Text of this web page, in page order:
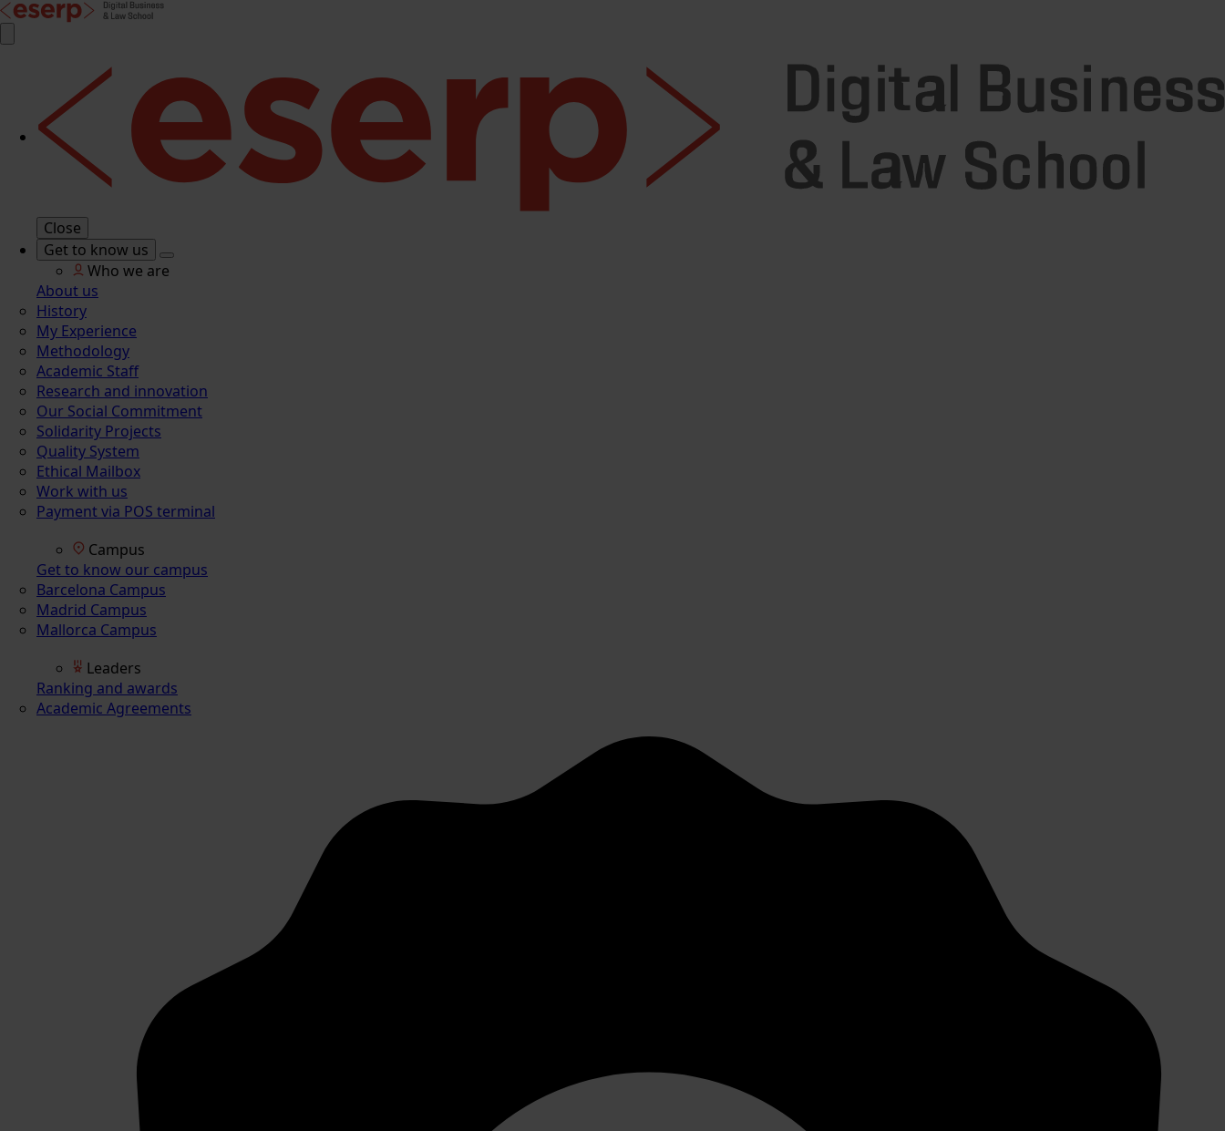
Close
Get to know us
Who we are
About us
History
My Experience
Methodology
Academic Staff
Research and innovation
Our Social Commitment
Solidarity Projects
Quality System
Ethical Mailbox
Work with us
Payment via POS terminal
Campus
Get to know our campus
Barcelona Campus
Madrid Campus
Mallorca Campus
Leaders
Ranking and awards
Academic Agreements